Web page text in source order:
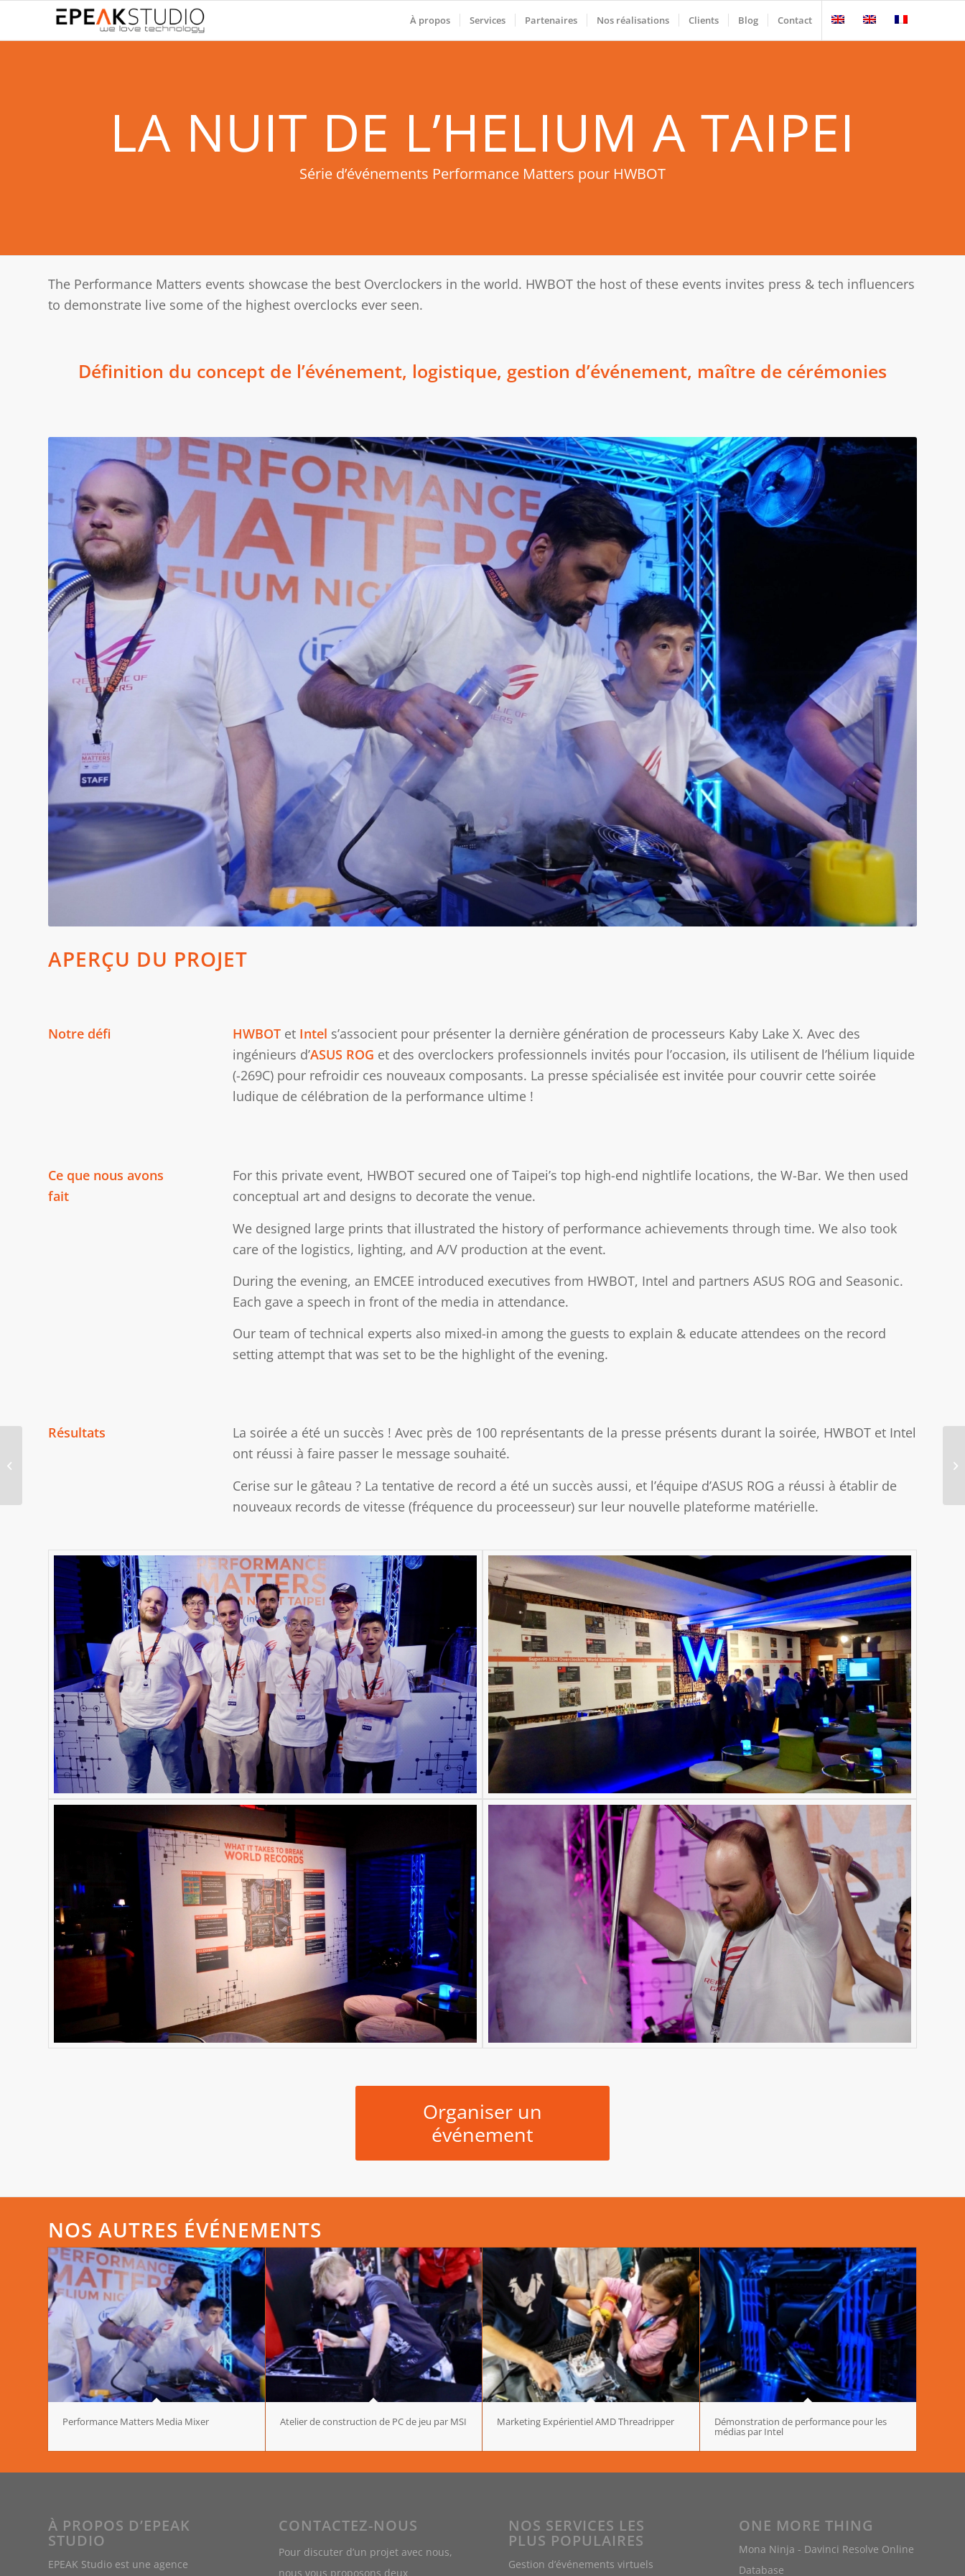
À propos Services Partenaires Nos réalisations Clients Blog Contact
LA NUIT DE L’HELIUM A TAIPEI
Série d’événements Performance Matters pour HWBOT
The Performance Matters events showcase the best Overclockers in the world. HWBOT the host of these events invites press & tech influencers
to demonstrate live some of the highest overclocks ever seen.
Définition du concept de l’événement, logistique, gestion d’événement, maître de cérémonies
APERÇU DU PROJET
Notre défi HWBOT et Intel s’associent pour présenter la dernière génération de processeurs Kaby Lake X. Avec des
ingénieurs d’ASUS ROG et des overclockers professionnels invités pour l’occasion, ils utilisent de l’hélium liquide
(-269C) pour refroidir ces nouveaux composants. La presse spécialisée est invitée pour couvrir cette soirée
ludique de célébration de la performance ultime !
Ce que nous avons
fait
For this private event, HWBOT secured one of Taipei’s top high-end nightlife locations, the W-Bar. We then used
conceptual art and designs to decorate the venue.
We designed large prints that illustrated the history of performance achievements through time. We also took
care of the logistics, lighting, and A/V production at the event.
During the evening, an EMCEE introduced executives from HWBOT, Intel and partners ASUS ROG and Seasonic.
Each gave a speech in front of the media in attendance.
Our team of technical experts also mixed-in among the guests to explain & educate attendees on the record
setting attempt that was set to be the highlight of the evening.
Résultats
La soirée a été un succès ! Avec près de 100 représentants de la presse présents durant la soirée, HWBOT et Intel
ont réussi à faire passer le message souhaité.
Cerise sur le gâteau ? La tentative de record a été un succès aussi, et l’équipe d’ASUS ROG a réussi à établir de
nouveaux records de vitesse (fréquence du proceesseur) sur leur nouvelle plateforme matérielle.
Organiser un
événement
NOS AUTRES ÉVÉNEMENTS
Performance Matters Media Mixer Atelier de construction de PC de jeu par MSI Marketing Expérientiel AMD Threadripper Démonstration de performance pour les
médias par Intel
À PROPOS D’EPEAK
STUDIO
EPEAK Studio est une agence
CONTACTEZ-NOUS
Pour discuter d’un projet avec nous,
nous vous proposons deux
NOS SERVICES LES
PLUS POPULAIRES
Gestion d’événements virtuels
ONE MORE THING
Mona Ninja - Davinci Resolve Online
Database